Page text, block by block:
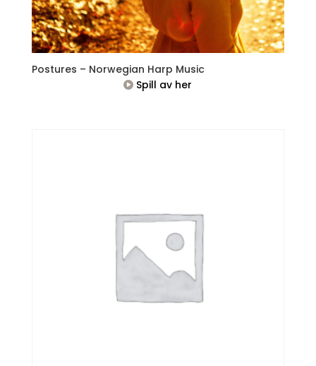
Postures – Norwegian Harp Music
Spill av her